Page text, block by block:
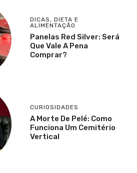
DICAS, DIETA E
ALIMENTAÇÃO
Panelas Red Silver: Será
Que Vale A Pena
Comprar?
CURIOSIDADES
A Morte De Pelé: Como
Funciona Um Cemitério
Vertical